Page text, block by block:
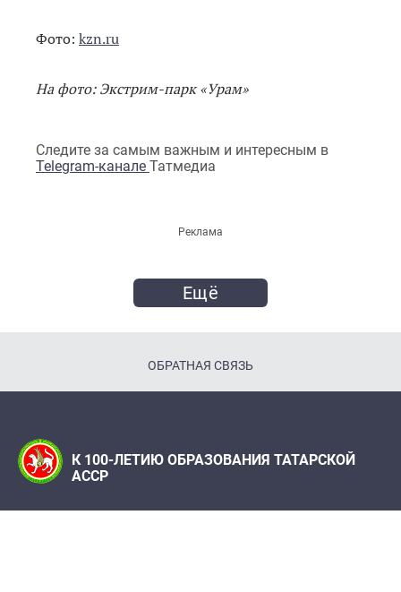
Фото: kzn.ru
На фото: Экстрим-парк «Урам»
Следите за самым важным и интересным в
Telegram-канале Татмедиа
Реклама
Ещё
ОБРАТНАЯ СВЯЗЬ
К 100-ЛЕТИЮ ОБРАЗОВАНИЯ ТАТАРСКОЙ
АССР